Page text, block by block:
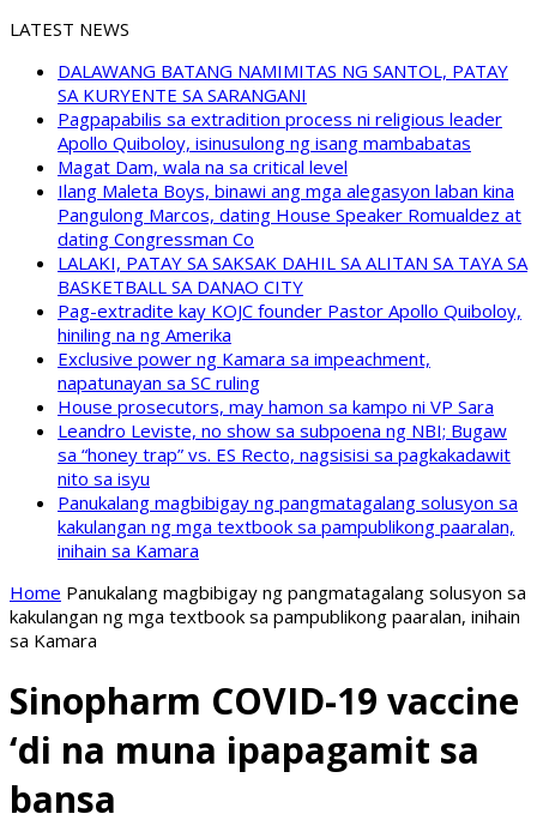
LATEST NEWS
DALAWANG BATANG NAMIMITAS NG SANTOL, PATAY
SA KURYENTE SA SARANGANI
Pagpapabilis sa extradition process ni religious leader
Apollo Quiboloy, isinusulong ng isang mambabatas
Magat Dam, wala na sa critical level
Ilang Maleta Boys, binawi ang mga alegasyon laban kina
Pangulong Marcos, dating House Speaker Romualdez at
dating Congressman Co
LALAKI, PATAY SA SAKSAK DAHIL SA ALITAN SA TAYA SA
BASKETBALL SA DANAO CITY
Pag-extradite kay KOJC founder Pastor Apollo Quiboloy,
hiniling na ng Amerika
Exclusive power ng Kamara sa impeachment,
napatunayan sa SC ruling
House prosecutors, may hamon sa kampo ni VP Sara
Leandro Leviste, no show sa subpoena ng NBI; Bugaw
sa “honey trap” vs. ES Recto, nagsisisi sa pagkakadawit
nito sa isyu
Panukalang magbibigay ng pangmatagalang solusyon sa
kakulangan ng mga textbook sa pampublikong paaralan,
inihain sa Kamara
Home Panukalang magbibigay ng pangmatagalang solusyon sa
kakulangan ng mga textbook sa pampublikong paaralan, inihain
sa Kamara
Sinopharm COVID-19 vaccine
‘di na muna ipapagamit sa
bansa